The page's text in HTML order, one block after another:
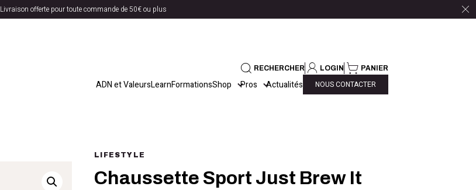
Livraison offerte pour toute commande de 50€ ou plus
RECHERCHER LOGIN PANIER
ADN et ValeursLearnFormationsShop Pros Actualités NOUS CONTACTER
LIFESTYLE
Chaussette Sport Just Brew It